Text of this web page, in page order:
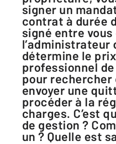
signer un
contrat à durée
signé entre vous
l’administrateur
détermine le
professionnel
pour rechercher
envoyer une
procéder à la
charges. C’est
de gestion ?
un ? Quelle est